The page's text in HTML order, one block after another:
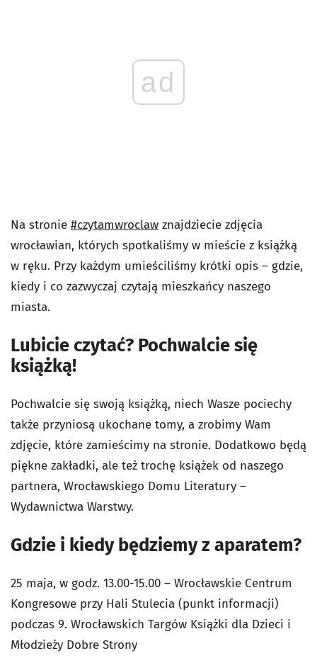
ad
Na stronie #czytamwroclaw znajdziecie zdjęcia
wrocławian, których spotkaliśmy w mieście z książką
w ręku. Przy każdym umieściliśmy krótki opis – gdzie,
kiedy i co zazwyczaj czytają mieszkańcy naszego
miasta.
Lubicie czytać? Pochwalcie się
książką!
Pochwalcie się swoją książką, niech Wasze pociechy
także przyniosą ukochane tomy, a zrobimy Wam
zdjęcie, które zamieścimy na stronie. Dodatkowo będą
piękne zakładki, ale też trochę książek od naszego
partnera, Wrocławskiego Domu Literatury –
Wydawnictwa Warstwy.
Gdzie i kiedy będziemy z aparatem?
25 maja, w godz. 13.00-15.00 – Wrocławskie Centrum
Kongresowe przy Hali Stulecia (punkt informacji)
podczas 9. Wrocławskich Targów Książki dla Dzieci i
Młodzieży Dobre Strony